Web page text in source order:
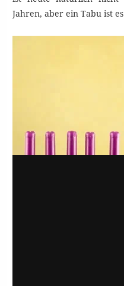
Jahren, aber ein Tabu ist